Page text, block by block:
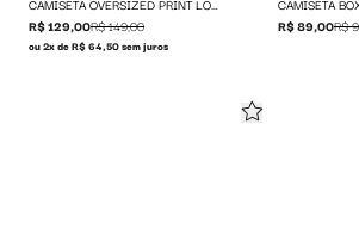
R$ 129,00R$ 149,00
ou 2x de R$ 64,50 sem juros
R$ 89,00R$